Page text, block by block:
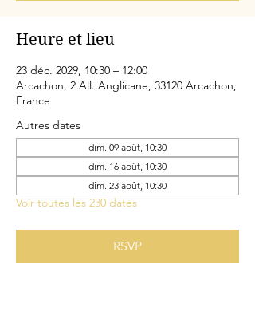
Heure et lieu
23 déc. 2029, 10:30 – 12:00
Arcachon, 2 All. Anglicane, 33120 Arcachon,
France
Autres dates
dim. 09 août, 10:30
dim. 16 août, 10:30
dim. 23 août, 10:30
Voir toutes les 230 dates
RSVP